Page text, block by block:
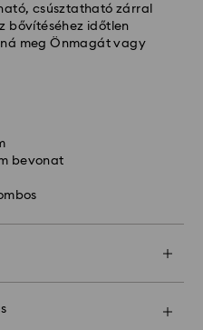
csúsztatható zárral
bővítéséhez időtlen
meg Önmagát vagy
bevonat
óráig leadott
feldolgozzuk és
a feldolgozás és a
7'200
vagy APO-
és Creators Lab
hogy a csomag
is hozzáadhat.